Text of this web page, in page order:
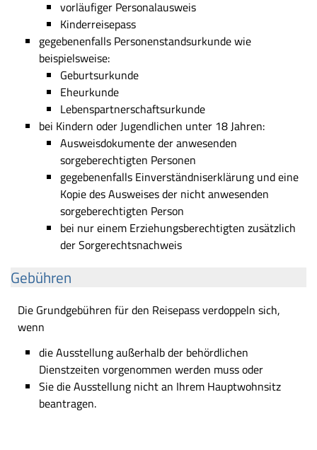
vorläufiger Personalausweis
Kinderreisepass
gegebenenfalls Personenstandsurkunde wie
beispielsweise:
Geburtsurkunde
Eheurkunde
Lebenspartnerschaftsurkunde
bei Kindern oder Jugendlichen unter 18 Jahren:
Ausweisdokumente der anwesenden
sorgeberechtigten Personen
gegebenenfalls Einverständniserklärung und eine
Kopie des Ausweises der nicht anwesenden
sorgeberechtigten Person
bei nur einem Erziehungsberechtigten zusätzlich
der Sorgerechtsnachweis
Gebühren
Die Grundgebühren für den Reisepass verdoppeln sich,
wenn
die Ausstellung außerhalb der behördlichen
Dienstzeiten vorgenommen werden muss oder
Sie die Ausstellung nicht an Ihrem Hauptwohnsitz
beantragen.